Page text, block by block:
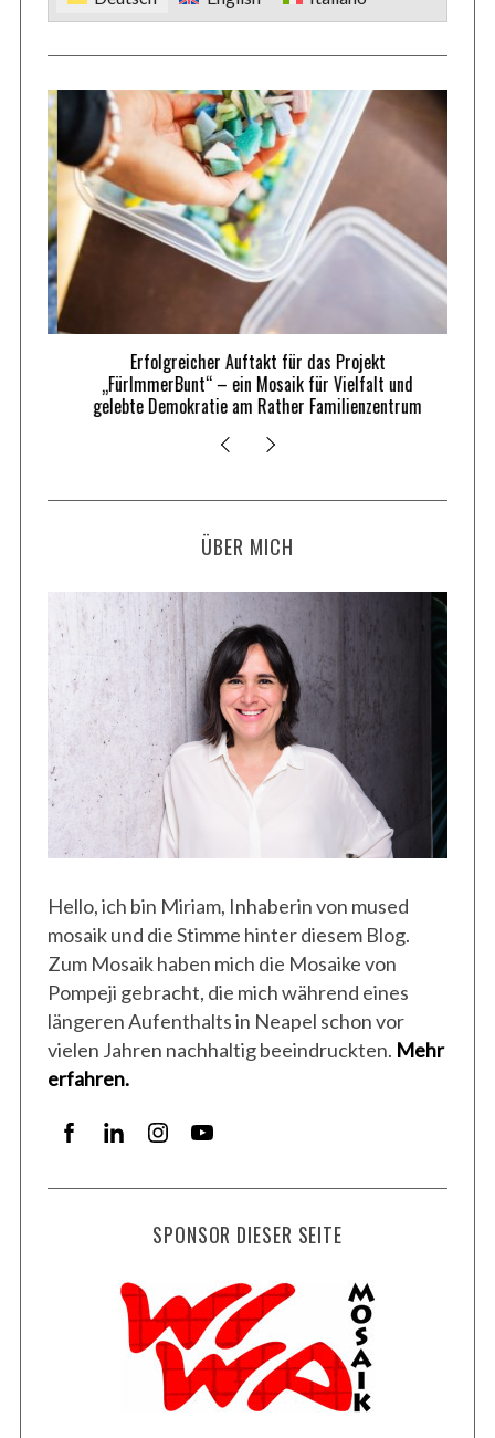
Erfolgreicher Auftakt für das Projekt
„FürImmerBunt“ – ein Mosaik für Vielfalt und
gelebte Demokratie am Rather Familienzentrum
ÜBER MICH
Hello, ich bin Miriam, Inhaberin von mused
mosaik und die Stimme hinter diesem Blog.
Zum Mosaik haben mich die Mosaike von
Pompeji gebracht, die mich während eines
längeren Aufenthalts in Neapel schon vor
vielen Jahren nachhaltig beeindruckten. Mehr
erfahren.
SPONSOR DIESER SEITE